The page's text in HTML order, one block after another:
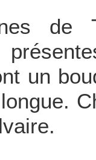
de
un